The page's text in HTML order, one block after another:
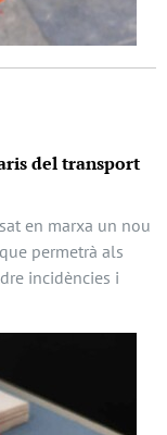
del transport
en marxa un nou
permetrà als
incidències i